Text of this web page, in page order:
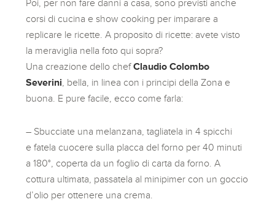
Poi, per non fare danni a casa, sono previsti anche
corsi di cucina e show cooking per imparare a
replicare le ricette. A proposito di ricette: avete visto
la meraviglia nella foto qui sopra?
Una creazione dello chefClaudio Colombo
Severini , bella, in linea con i principi della Zona e
buona. E pure facile, ecco come farla:
– Sbucciate una melanzana, tagliatela in 4 spicchi
e fatela cuocere sulla placca del forno per 40 minuti
a 180°, coperta da un foglio di carta da forno. A
cottura ultimata, passatela al minipimer con un goccio
d’olio per ottenere una crema.